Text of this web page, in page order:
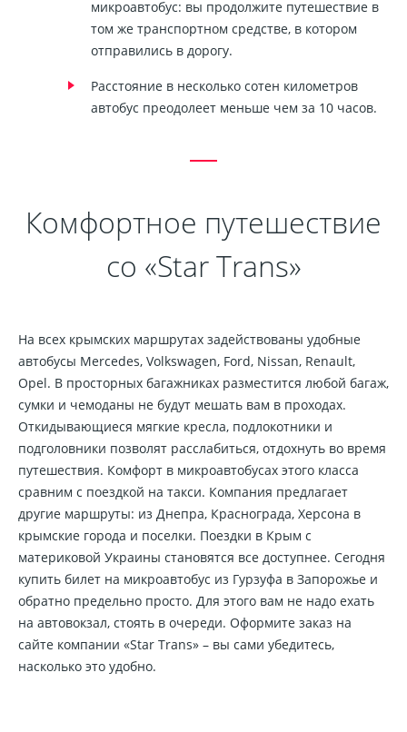
микроавтобус: вы продолжите путешествие в
том же транспортном средстве, в котором
отправились в дорогу.
Расстояние в несколько сотен километров
автобус преодолеет меньше чем за 10 часов.
Комфортное путешествие
со «Star Trans»
На всех крымских маршрутах задействованы удобные
автобусы Mercedes, Volkswagen, Ford, Nissan, Renault,
Opel. В просторных багажниках разместится любой багаж,
сумки и чемоданы не будут мешать вам в проходах.
Откидывающиеся мягкие кресла, подлокотники и
подголовники позволят расслабиться, отдохнуть во время
путешествия. Комфорт в микроавтобусах этого класса
сравним с поездкой на такси. Компания предлагает
другие маршруты: из Днепра, Краснограда, Херсона в
крымские города и поселки. Поездки в Крым с
материковой Украины становятся все доступнее. Сегодня
купить билет на микроавтобус из Гурзуфа в Запорожье и
обратно предельно просто. Для этого вам не надо ехать
на автовокзал, стоять в очереди. Оформите заказ на
сайте компании «Star Trans» – вы сами убедитесь,
насколько это удобно.